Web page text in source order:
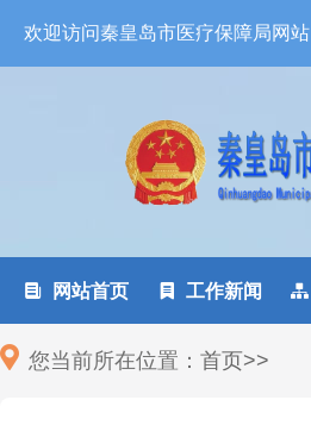
欢迎访问秦皇岛市医疗保障局网站
 网站首页  工作新闻 
您当前所在位置： 首页>>